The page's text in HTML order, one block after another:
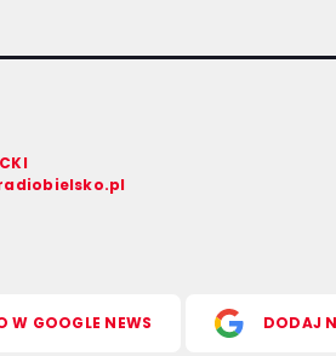
W GOOGLE NEWS DODAJ